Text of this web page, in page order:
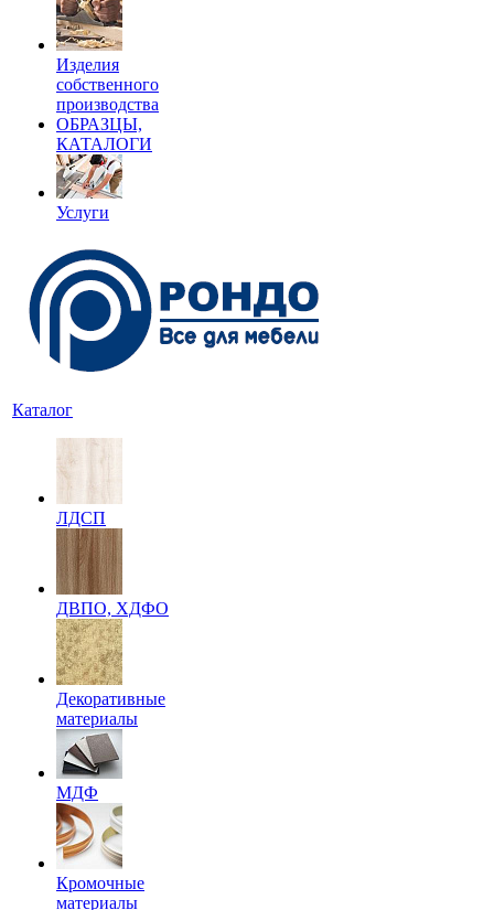
Изделия
собственного
производства
ОБРАЗЦЫ,
КАТАЛОГИ
Услуги
Каталог
ЛДСП
ДВПО, ХДФО
Декоративные
материалы
МДФ
Кромочные
материалы